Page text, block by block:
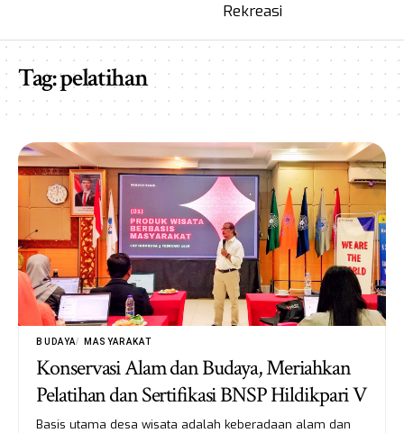
Rekreasi
Tag:pelatihan
BUDAYA MASYARAKAT
Konservasi Alam dan Budaya, Meriahkan
Pelatihan dan Sertifikasi BNSP Hildikpari V
Basis utama desa wisata adalah keberadaan alam dan